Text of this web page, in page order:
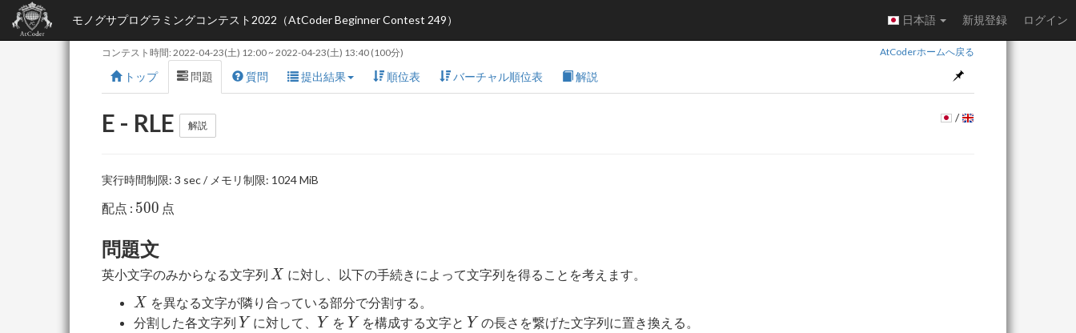
モノグサプログラミングコンテスト2022（AtCoder Beginner Contest 249） 日本語 新規登録 ログイン
コンテスト時間: 2022-04-23(土) 12:00~ 2022-04-23(土) 13:40 (100分) AtCoderホームへ戻る
トップ 問題 質問 提出結果 順位表 バーチャル順位表 解説
E - RLE 解説
/
実行時間制限: 3 sec / メモリ制限: 1024 MiB
配点 : 500
500 点
問題文
英小文字のみからなる文字列 X
X に対し、以下の手続きによって文字列を得ることを考えます。
X
X を異なる文字が隣り合っている部分で分割する。
分割した各文字列 Y
Y に対して、Y
Y を Y
Y を構成する文字と Y
Y の長さを繋げた文字列に置き換える。